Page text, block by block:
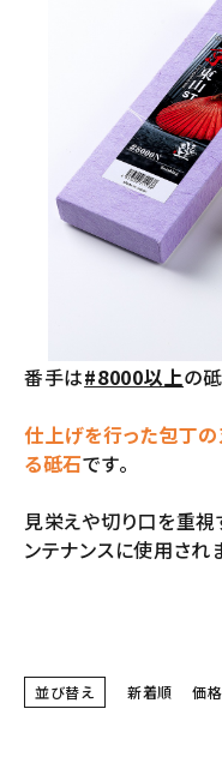
番手は#8000以上の
仕上げを行った包丁
る砥石です。
見栄えや切り口を重
ンテナンスに使用され
並び替え 新着順 価